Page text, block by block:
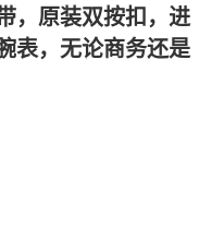
，原装双按扣，进
表，无论商务还是